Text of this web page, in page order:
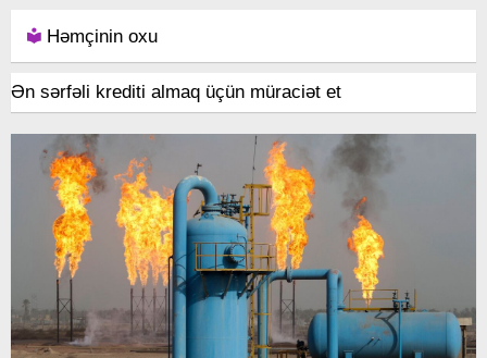
Həmçinin oxu
Ən sərfəli krediti almaq üçün müraciət et